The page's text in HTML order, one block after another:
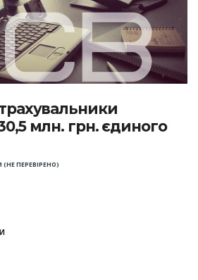
млн. грн. єдиного
(НЕ ПЕРЕВІРЕНО)